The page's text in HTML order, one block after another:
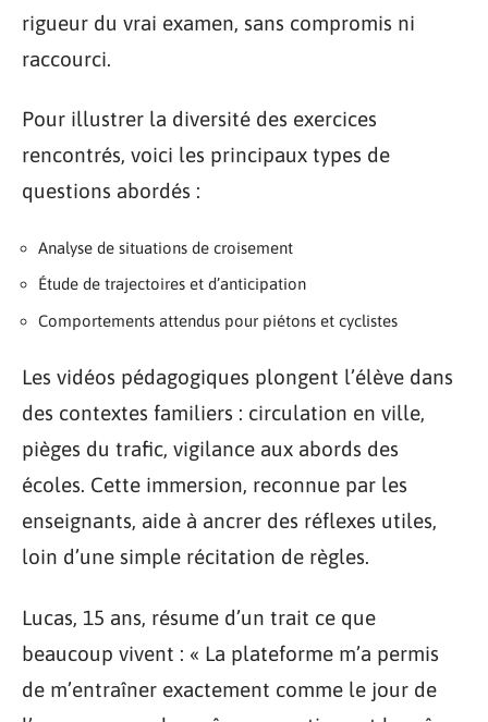
rigueur du vrai examen, sans compromis ni
raccourci.
Pour illustrer la diversité des exercices
rencontrés, voici les principaux types de
questions abordés :
Analyse de situations de croisement
Étude de trajectoires et d’anticipation
Comportements attendus pour piétons et cyclistes
Les vidéos pédagogiques plongent l’élève dans
des contextes familiers : circulation en ville,
pièges du trafic, vigilance aux abords des
écoles. Cette immersion, reconnue par les
enseignants, aide à ancrer des réflexes utiles,
loin d’une simple récitation de règles.
Lucas, 15 ans, résume d’un trait ce que
beaucoup vivent : « La plateforme m’a permis
de m’entraîner exactement comme le jour de